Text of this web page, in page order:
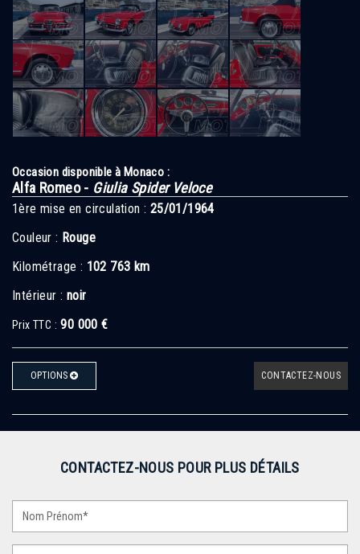
Occasion disponible à Monaco :
Alfa Romeo - Giulia Spider Veloce
1ère mise en circulation : 25/01/1964
Couleur : Rouge
Kilométrage : 102 763 km
Intérieur : noir
Prix TTC : 90 000 €
OPTIONS CONTACTEZ-NOUS
CONTACTEZ-NOUS POUR PLUS DÉTAILS